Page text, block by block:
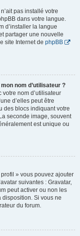
pas installé votre
dans votre langue.
d’installer la langue
partager une nouvelle
site Internet de phpBB
nom d’utilisateur ?
nom d’utilisateur
d’elles peut être
des blocs indiquant votre
seconde image, souvent
est unique ou
» vous pouvez ajouter
suivantes : Gravatar,
peut activer ou non les
disposition. Si vous ne
du forum.